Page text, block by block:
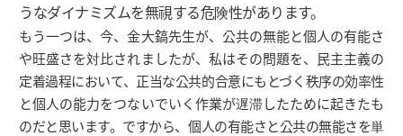
うなダイナミズムを無視する危険性があります。
もう一つは、今、金大鎬先生が、公共の無能と個人の有能さ
や旺盛さを対比されましたが、私はその問題を、民主主義の
定着過程において、正当な公共的合意にもとづく秩序の効率性
と個人の能力をつないでいく作業が遅滞したために起きたも
のだと思います。ですから、個人の有能さと公共の無能さを単